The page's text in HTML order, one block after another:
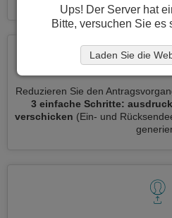
Reduzieren Sie den
3 einfache Schritte:
verschicken (Ein- und
Ups! Der Server hat
Bitte, versuchen Sie es
Laden Sie die